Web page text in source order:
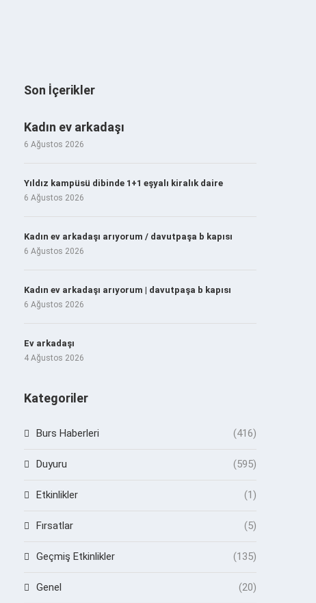
Son İçerikler
Kadın ev arkadaşı
6 Ağustos 2026
Yıldız kampüsü dibinde 1+1 eşyalı kiralık daire
6 Ağustos 2026
Kadın ev arkadaşı arıyorum / davutpaşa b kapısı
6 Ağustos 2026
Kadın ev arkadaşı arıyorum | davutpaşa b kapısı
6 Ağustos 2026
Ev arkadaşı
4 Ağustos 2026
Kategoriler
Burs Haberleri (416)
Duyuru (595)
Etkinlikler (1)
Fırsatlar (5)
Geçmiş Etkinlikler (135)
Genel (20)